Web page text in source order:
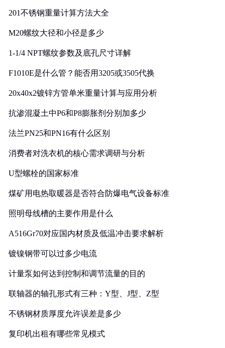
201不锈钢重量计算方法大全
M20螺纹大径和小径是多少
1-1/4 NPT螺纹参数及底孔尺寸详解
F1010E是什么管？能否用3205或3505代换
20x40x2镀锌方管单米重量计算与应用分析
抗渗混凝土中P6和P8膨胀剂分别加多少
法兰PN25和PN16有什么区别
消费者对洗衣机的核心需求调研与分析
U型螺栓的国家标准
煤矿用电热取暖器是否符合防爆电气设备标准
照明母线槽的主要作用是什么
A516Gr70对应国内材质及低温冲击要求解析
镀镍钢带可以过多少电流
计量泵如何达到控制和调节流量的目的
联轴器的轴孔形式有三种：Y型、J型、Z型
不锈钢材质厚度允许误差是多少
复印机出租有哪些常见模式